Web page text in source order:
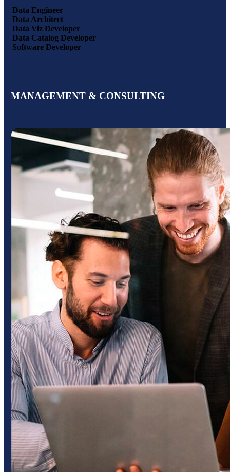
Data Engineer
Data Architect
Data Viz Developer
Data Catalog Developer
Software Developer
MANAGEMENT & CONSULTING